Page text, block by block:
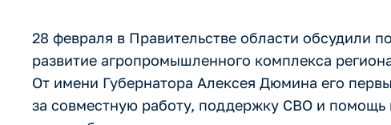
28 февраля в Правительстве области обсудили
развитие агропромышленного комплекса
От имени Губернатора Алексея Дюмина его
за совместную работу, поддержку СВО и